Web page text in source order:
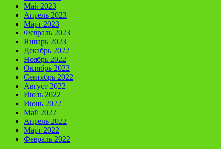
Май 2023
Апрель 2023
Март 2023
Февраль 2023
Январь 2023
Декабрь 2022
Ноябрь 2022
Октябрь 2022
Сентябрь 2022
Август 2022
Июль 2022
Июнь 2022
Май 2022
Апрель 2022
Март 2022
Февраль 2022